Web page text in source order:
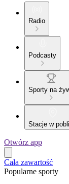
Radio
Podcasty
Sporty na
Stacje w
Otwórz app
Cała zawartość
Popularne sporty